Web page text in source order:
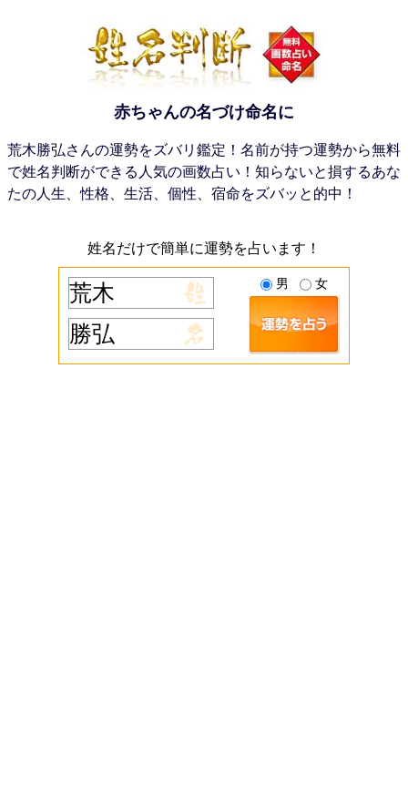
赤ちゃんの名づけ命名に
荒木勝弘さんの運勢をズバリ鑑定！名前が持つ運勢から無料
で姓名判断ができる人気の画数占い！知らないと損するあな
たの人生、性格、生活、個性、宿命をズバッと的中！
姓名だけで簡単に運勢を占います！
男 女